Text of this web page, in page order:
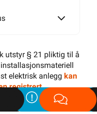
utstyr § 21 pliktig til å
elektrisk anlegg kan
registrert
er elektrisk materiell
for bruk i faste